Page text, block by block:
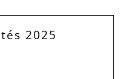
2025